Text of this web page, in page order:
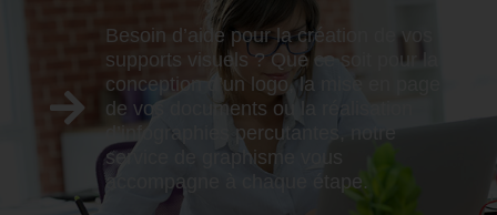
Besoin d’aide pour la création de vos
supports visuels ? Que ce soit pour la
conception d’un logo, la mise en page
de vos documents ou la réalisation
d’infographies percutantes, notre
service de graphisme vous
accompagne à chaque étape.